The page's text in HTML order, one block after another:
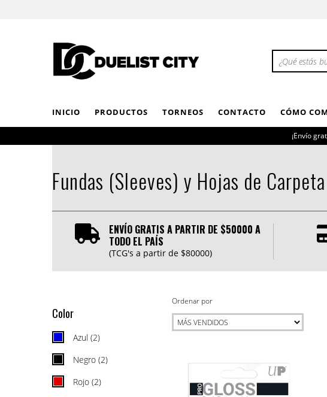
INICIO PRODUCTOS TORNEOS CONTACTO CÓMO
¡Envío
Fundas (Sleeves) y Hojas de Carpeta
ENVÍO GRATIS A PARTIR DE $50000 A
TODO EL PAÍS
(TCG's a partir de $80000)
Color
Azul (2)
Negro (2)
Rojo (2)
Ordenar por